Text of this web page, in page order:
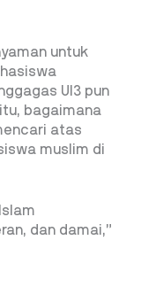
untuk
UI3 pun
bagaimana
atas
muslim di
dan damai,”